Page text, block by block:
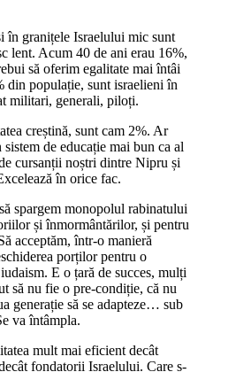
în granițele Israelului mic sunt
lent. Acum 40 de ani erau 16%,
să oferim egalitate mai întâi
din populație, sunt israelieni în
militari, generali, piloți.
creștină, sunt cam 2%. Ar
de educație mai bun ca al
cursanții noștri dintre Nipru și
în orice fac.
spargem monopolul rabinatului
și înmormântărilor, și pentru
acceptăm, într-o manieră
porților pentru o
E o țară de succes, mulți
să nu fie o pre-condiție, că nu
generație să se adapteze… sub
va întâmpla.
mult mai eficient decât
fondatorii Israelului. Care s-